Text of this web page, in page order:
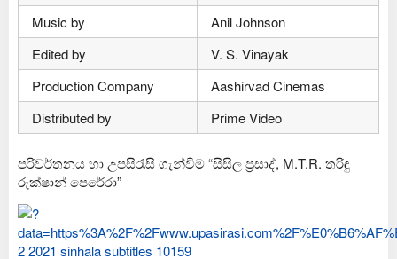
Music by
Anil Johnson
Edited by
V. S. Vinayak
Production Company
Aashirvad Cinemas
Distributed by
Prime Video
පරිවර්තනය හා උපසිරැසි ගැන්වීම “සිසිල ප්‍රසාද්, M.T.R. තරිඳු
රුක්ෂාන් පෙරේරා”